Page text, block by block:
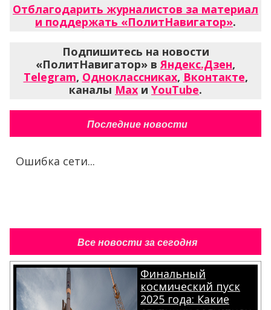
Отблагодарить журналистов за материал
и поддержать «ПолитНавигатор».
Подпишитесь на новости
«ПолитНавигатор» вЯндекс.Дзен,
Telegram, Одноклассниках, Вконтакте,
каналы Max и YouTube.
Последние новости
Ошибка сети...
Все новости за сегодня
Финальный
космический пуск
2025 года: Какие